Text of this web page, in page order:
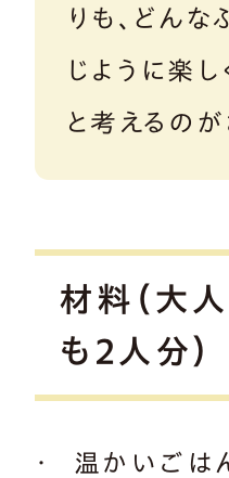
りも、どんな
じように楽し
と考えるのが
材料（大
も2人分）
温かいご